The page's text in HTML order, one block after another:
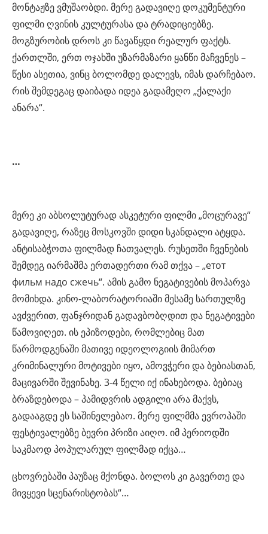
მონტაჟზე ვმუშაობდი. მერე გადავიღე დოკუმენტური
ფილმი ღვინის კულტურასა და ტრადიციებზე.
მოგზურობის დროს კი წავაწყდი რეალურ ფაქტს.
ქართლში, ერთ ოჯახში უზარმაზარი ყანწი მაჩვენეს –
წესი ასეთია, ვინც ბოლომდე დალევს, იმას დარჩებაო.
რის შემდეგაც დაიბადა იდეა გადამეღო „ქალაქი
ანარა“.
…
მერე კი აბსოლუტურად ასკეტური ფილმი „მოცურავე“
გადავიღე, რაზეც მოსკოვში დიდი სკანდალი ატყდა.
ანტისაბჭოთა ფილმად ჩათვალეს. რუსეთში ჩვენების
შემდეგ იარმაშმა ერთადერთი რამ თქვა – „етот
фильм надо сжечь“. ამის გამო ნეგატივების მოპარვა
მომიხდა. კინო-ლაბორატორიაში მესამე სართულზე
ავძვერით, ფანჯრიდან გადავბობღდით და ნეგატივები
წამოვიღეთ. ის ეპიზოდები, რომლებიც მათ
წარმოდგენაში მათივე იდეოლოგიის მიმართ
კრიმინალური მოტივები იყო, ამოვჭერი და ბებიასთან,
მაცივარში შევინახე. 3-4 წელი იქ ინახებოდა. ბებიაც
ბრაზდებოდა – პამიდვრის ადგილი არა მაქვს,
გადააგდე ეს საშინელებაო. მერე ფილმმა ევროპაში
ფესტივალებზე ბევრი პრიზი აიღო. იმ პერიოდში
საკმაოდ პოპულარულ ფილმად იქცა…
ცხოვრებაში პაუზაც მქონდა. ბოლოს კი გავერთე და
მივყევი სცენარისტობას“…